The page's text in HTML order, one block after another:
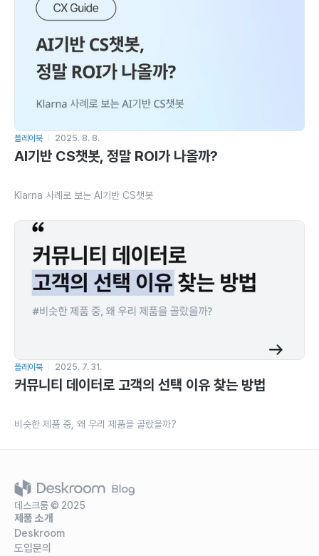
플레이북 2025. 8. 8.
AI기반 CS챗봇, 정말 ROI가 나올까?
Klarna 사례로 보는 AI기반 CS챗봇
플레이북 2025. 7. 31.
커뮤니티 데이터로 고객의 선택 이유 찾는 방법
비슷한 제품 중, 왜 우리 제품을 골랐을까?
데스크룸 © 2025
제품 소개
Deskroom
도입문의